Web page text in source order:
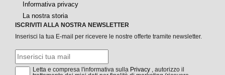
Informativa privacy
La nostra storia
ISCRIVITI ALLA NOSTRA NEWSLETTER
Inserisci la tua E-mail per ricevere le nostre offerte tramite newsletter.
Letta e compresa l'informativa sulla Privacy , autorizzo il